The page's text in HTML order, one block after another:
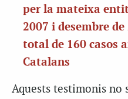
per la mateixa
2007 i desembre
total de 160 casos
Catalans
Aquests testimonis no